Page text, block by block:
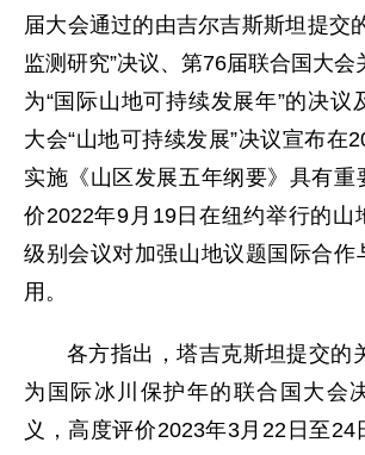
届大会通过的由吉尔吉斯斯坦提交
监测研究”决议、第76届联合国大
为“国际山地可持续发展年”的决议
大会“山地可持续发展”决议宣布在
实施《山区发展五年纲要》具有重
价2022年9月19日在纽约举行的山
级别会议对加强山地议题国际合作
用。
各方指出，塔吉克斯坦提交的
为国际冰川保护年的联合国大会
义，高度评价2023年3月22日至24